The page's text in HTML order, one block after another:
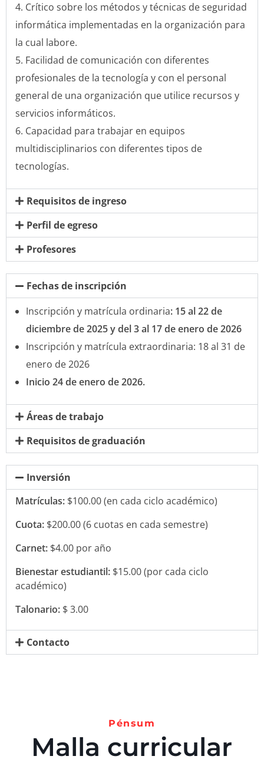
Crítico sobre los métodos y técnicas de seguridad
informática implementadas en la organización para
la cual labore.
Facilidad de comunicación con diferentes
profesionales de la tecnología y con el personal
general de una organización que utilice recursos y
servicios informáticos.
Capacidad para trabajar en equipos
multidisciplinarios con diferentes tipos de
tecnologías.
Requisitos de ingreso
Perfil de egreso
Profesores
Fechas de inscripción
Inscripción y matrícula ordinaria: 15 al 22 de
diciembre de 2025 y del 3 al 17 de enero de 2026
Inscripción y matrícula extraordinaria: 18 al 31 de
enero de 2026
Inicio 24 de enero de 2026.
Áreas de trabajo
Requisitos de graduación
Inversión
Matrículas: $100.00 (en cada ciclo académico)
Cuota: $200.00 (6 cuotas en cada semestre)
Carnet: $4.00 por año
Bienestar estudiantil: $15.00 (por cada ciclo
académico)
Talonario: $ 3.00
Contacto
Pénsum
Malla curricular